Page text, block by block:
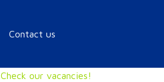
Contact us
our vacancies!